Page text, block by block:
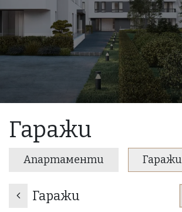
Гаражи
Апартаменти Гаражи
Гаражи